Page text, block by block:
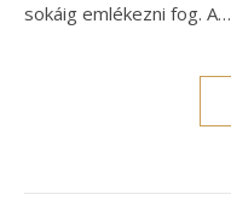
sokáig emlékezni fog. A…